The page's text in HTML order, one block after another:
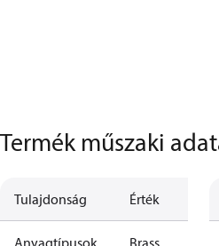
Termék műszaki
Tulajdonság Érték
Anyagtípusok Brass